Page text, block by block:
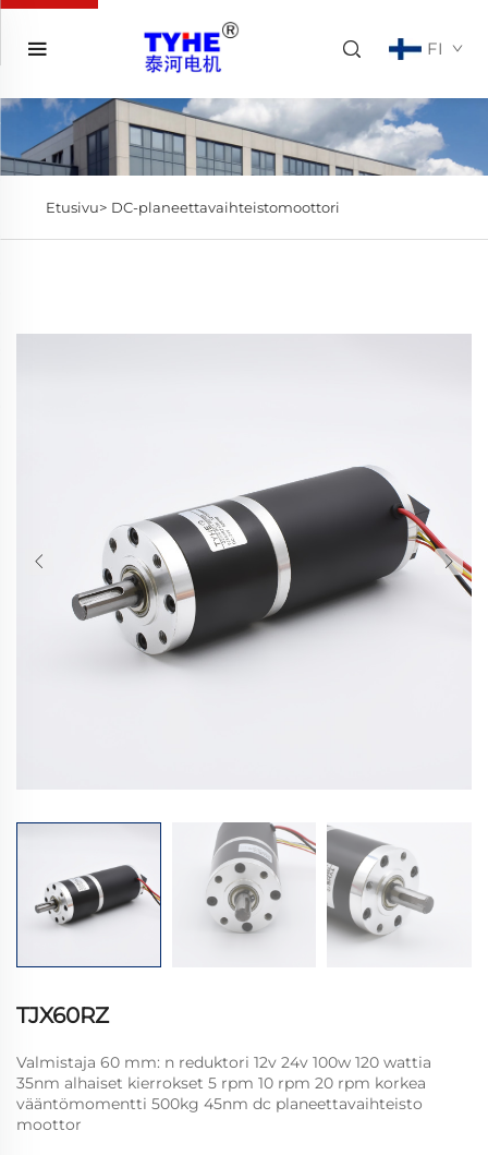
FI
Etusivu> DC-planeettavaihteistomoottori
TJX60RZ
Valmistaja 60 mm: n reduktori 12v 24v 100w 120 wattia
35nm alhaiset kierrokset 5 rpm 10 rpm 20 rpm korkea
vääntömomentti 500kg 45nm dc planeettavaihteisto
moottor